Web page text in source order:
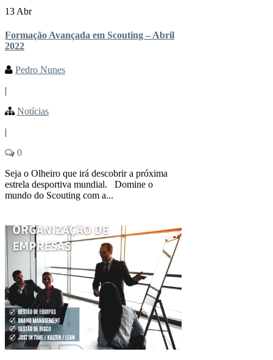
13 Abr
Formação Avançada em Scouting – Abril
2022
Pedro Nunes
|
Notícias
|
0
Seja o Olheiro que irá descobrir a próxima
estrela desportiva mundial. Domine o
mundo do Scouting com a...